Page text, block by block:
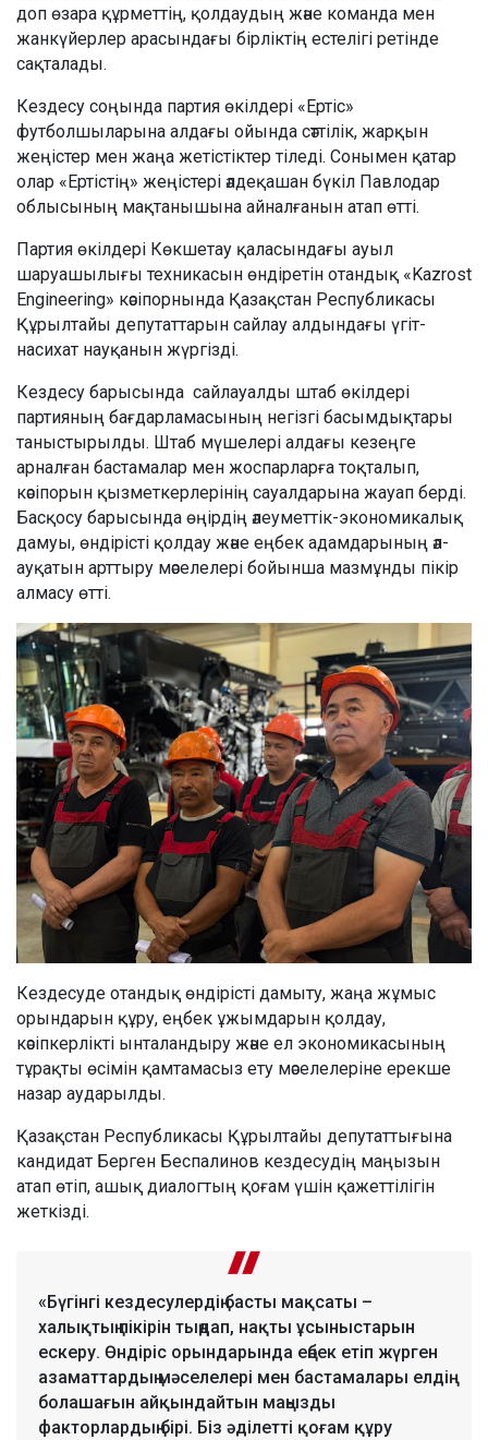
доп өзара құрметтің, қолдаудың және команда мен
жанкүйерлер арасындағы бірліктің естелігі ретінде
сақталады.
Кездесу соңында партия өкілдері «Ертіс»
футболшыларына алдағы ойында сәттілік, жарқын
жеңістер мен жаңа жетістіктер тіледі. Сонымен қатар
олар «Ертістің» жеңістері әлдеқашан бүкіл Павлодар
облысының мақтанышына айналғанын атап өтті.
Партия өкілдері Көкшетау қаласындағы ауыл
шаруашылығы техникасын өндіретін отандық «Kazrost
Engineering» кәсіпорнында Қазақстан Республикасы
Құрылтайы депутаттарын сайлау алдындағы үгіт-
насихат науқанын жүргізді.
Кездесу барысында сайлауалды штаб өкілдері
партияның бағдарламасының негізгі басымдықтары
таныстырылды. Штаб мүшелері алдағы кезеңге
арналған бастамалар мен жоспарларға тоқталып,
кәсіпорын қызметкерлерінің сауалдарына жауап берді.
Басқосу барысында өңірдің әлеуметтік-экономикалық
дамуы, өндірісті қолдау және еңбек адамдарының әл-
ауқатын арттыру мәселелері бойынша мазмұнды пікір
алмасу өтті.
Кездесуде отандық өндірісті дамыту, жаңа жұмыс
орындарын құру, еңбек ұжымдарын қолдау,
кәсіпкерлікті ынталандыру және ел экономикасының
тұрақты өсімін қамтамасыз ету мәселелеріне ерекше
назар аударылды.
Қазақстан Республикасы Құрылтайы депутаттығына
кандидат Берген Беспалинов кездесудің маңызын
атап өтіп, ашық диалогтың қоғам үшін қажеттілігін
жеткізді.
«Бүгінгі кездесулердің басты мақсаты –
халықтың пікірін тыңдап, нақты ұсыныстарын
ескеру. Өндіріс орындарында еңбек етіп жүрген
азаматтардың мәселелері мен бастамалары елдің
болашағын айқындайтын маңызды
факторлардың бірі. Біз әділетті қоғам құру